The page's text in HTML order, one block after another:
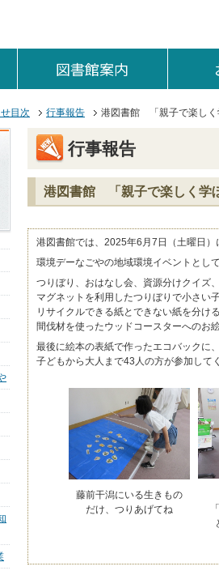
図書館案内
目次 行事報告 港図書館 「親子で楽しく
行事報告
港図書館 「親子で楽しく学
港図書館では、2025年6月7日（土曜日）
環境デーなごやの地域環境イベントとし
つりぼり、おはなし会、資源分けクイズ
マグネットを利用したつりぼりで小さい
リサイクルできる紙とできない紙を分け
間伐材を使ったウッドコースターへのお
最後に絵本の表紙で作ったエコバックに
子どもから大人まで43人の方が参加して
藤前干潟にいる生きもの
だけ、つりあげてね